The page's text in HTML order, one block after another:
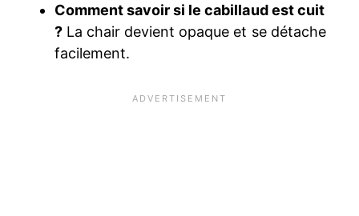
Comment savoir si le cabillaud est cuit
? La chair devient opaque et se détache
facilement.